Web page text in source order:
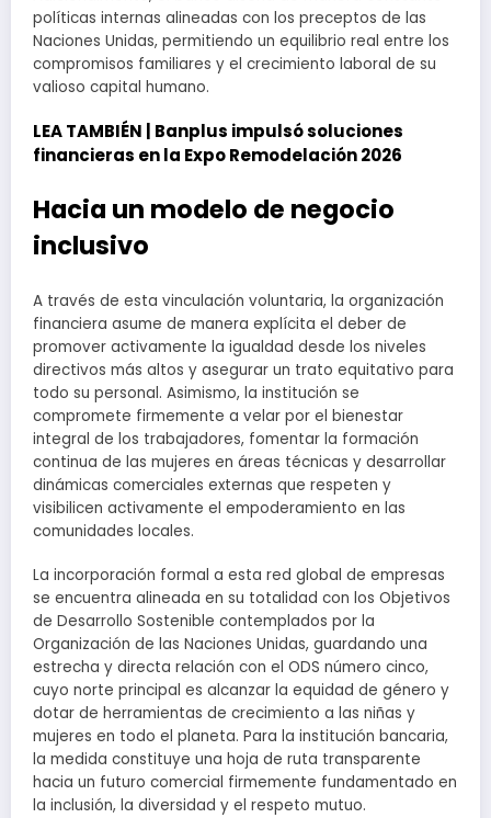
políticas internas alineadas con los preceptos de las
Naciones Unidas, permitiendo un equilibrio real entre los
compromisos familiares y el crecimiento laboral de su
valioso capital humano.
LEA TAMBIÉN | Banplus impulsó soluciones
financieras en la Expo Remodelación 2026
Hacia un modelo de negocio
inclusivo
A través de esta vinculación voluntaria, la organización
financiera asume de manera explícita el deber de
promover activamente la igualdad desde los niveles
directivos más altos y asegurar un trato equitativo para
todo su personal. Asimismo, la institución se
compromete firmemente a velar por el bienestar
integral de los trabajadores, fomentar la formación
continua de las mujeres en áreas técnicas y desarrollar
dinámicas comerciales externas que respeten y
visibilicen activamente el empoderamiento en las
comunidades locales.
La incorporación formal a esta red global de empresas
se encuentra alineada en su totalidad con los Objetivos
de Desarrollo Sostenible contemplados por la
Organización de las Naciones Unidas, guardando una
estrecha y directa relación con el ODS número cinco,
cuyo norte principal es alcanzar la equidad de género y
dotar de herramientas de crecimiento a las niñas y
mujeres en todo el planeta. Para la institución bancaria,
la medida constituye una hoja de ruta transparente
hacia un futuro comercial firmemente fundamentado en
la inclusión, la diversidad y el respeto mutuo.